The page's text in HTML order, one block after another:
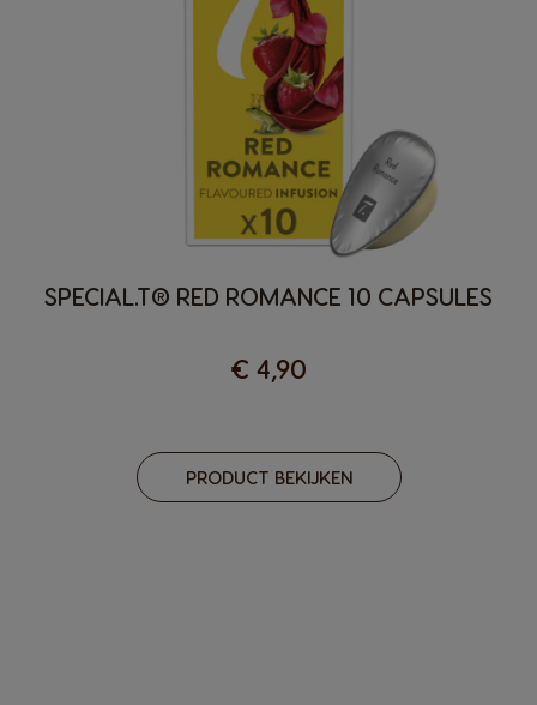
SPECIAL.T® RED ROMANCE 10 CAPSULES
€ 4,90
PRODUCT BEKIJKEN